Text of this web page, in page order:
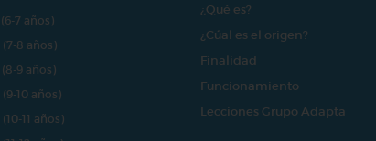
7 años)
(7-8 años)
9 años)
10 años)
11 años)
¿Qué es?
¿Cúal es el origen?
Finalidad
Funcionamiento
Lecciones Grupo Adapta